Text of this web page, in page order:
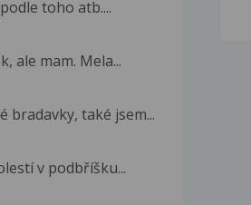
toho atb....
ale mam. Mela...
bradavky, také jsem...
v podbříšku...